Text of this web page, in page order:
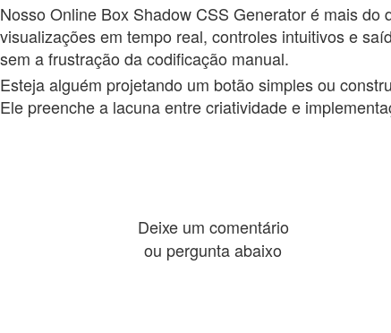
Nosso Online Box Shadow CSS Generator é mais
visualizações em tempo real, controles intuitivos e
sem a frustração da codificação manual.
Esteja alguém projetando um botão simples ou
Ele preenche a lacuna entre criatividade e
Deixe um comentário
ou pergunta abaixo